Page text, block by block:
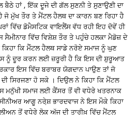
ਹਾਂ , ਇੱਕ ਦੂਜੇ ਦੀ ਗੱਲ ਸੁਣਨੀ ਤੇ ਸੁਣਾਉਣੀ ਦਾ
ਜੋ ਮੁੱਖ ਤੌਰ ਤੇ ਮੈਂਟਲ ਹੈਲਥ ਦਾ ਕਾਰਨ ਬਣ ਰਿਹਾ ਹੈ
ਵਿੱਚ ਡੋਮੈਸਟਿਕ ਵਾਇਲੈਂਸ ਵੱਧ ਰਹੀ ਇਹ ਦੋਵੇਂ ਹੀ
ਵਿੱਚ ਵਿਸ਼ੇਸ਼ ਤੌਰ ਤੇ ਪਹੁੰਚੇ ਹਲਕਾ ਮੈਡੋਜ਼ ਦੇ
ਕਿ ਮੈੰਟਲ ਹੈਲਥ ਸਾਡੇ ਨਰੋਏ ਸਮਾਜ ਨੂੰ ਘੁਣ
ਨੂੰ ਦੂਰ ਕਰਨ ਲਈ ਜ਼ਰੂਰੀ ਹੈ ਕਿ ਇਸ ਦੀ ਸ਼ੁਰੂਆਤ
ਇਸ ਵਿੱਚ ਬਰਾਬਰ ਯੋਗਦਾਨ ਪਾਉਣ ਤਾਂ ਜੋ
ਸਿਰਜਣਾ ਹੋ ਸਕੇ । ਦਿਉਲ ਨੇ ਕਿਹਾ ਕਿ ਮੈਂਟਲ
ਮਨੁੱਖੀ ਸਮਾਜ ਲਈ ਕੈਂਸਰ ਤੋਂ ਵੀ ਵਧੇਰੇ ਖਤਰਨਾਕ
ਆਗੂ ਨਰੇ਼ਸ਼ ਭਾਰਦਵਾਜ ਨੇ ਇਸ ਮੌਕੇ ਕਿਹਾ
ਤੋਂ ਵਧੇਰੇ ਲੋਕ ਅੱਜ ਦੀ ਤਾਰੀਖ਼ ਵਿੱਚ ਮੈਂਟਲ